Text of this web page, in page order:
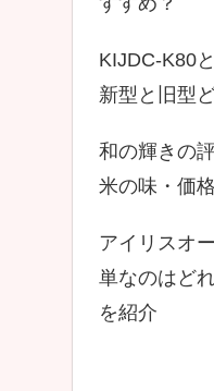
KIJDC-K80
新型と旧型
和の輝きの
米の味・価
アイリスオ
単なのはど
を紹介